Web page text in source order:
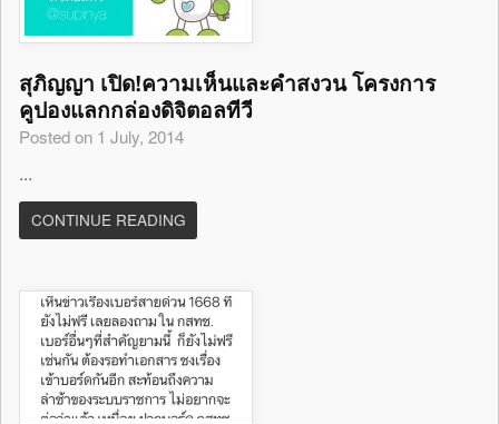
สุภิญญา เปิด!ความเห็นและคำสงวน โครงการ
คูปองแลกกล่องดิจิตอลทีวี
Posted on 1 July, 2014
...
CONTINUE READING